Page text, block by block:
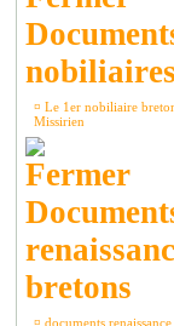
nobiliaires
¤ Le 1er nobiliaire
Missirien
bretons
¤ documents